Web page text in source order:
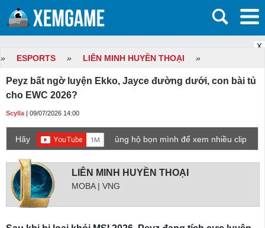
X
» ESPORTS » LIÊN MINH HUYỀN THOẠI »
Peyz bất ngờ luyện Ekko, Jayce đường dưới, con bài tủ
cho EWC 2026?
Scylla | 09/07/2026 14:00
Hãy
ủng hộ bọn mình để xem nhiều clip
LIÊN MINH HUYỀN THOẠI
MOBA | VNG